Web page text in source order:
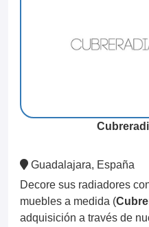
Guadalajara, España
Decore sus radiadores
muebles a medida (
adquisición a través de